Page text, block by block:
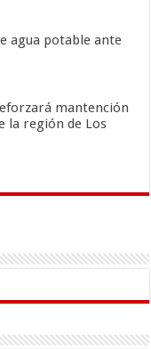
agua potable ante
mantención
la región de Los